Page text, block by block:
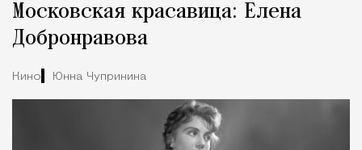
Город
Московская красавица: Елена
Добронравова
Кино Юнна Чупринина